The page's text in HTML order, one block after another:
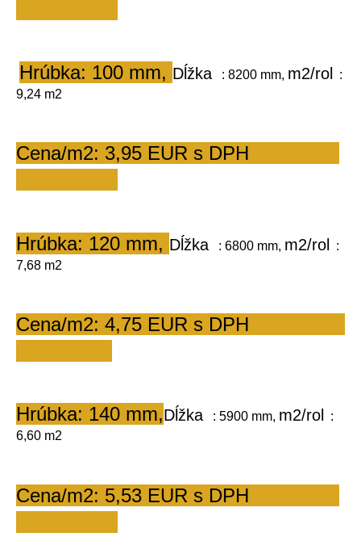
Hrúbka: 100 mm, Dĺžka : 8200 mm, m2/rol
:
9,24 m2
Cena/m2: 3,95 EUR s DPH
Hrúbka: 120 mm, Dĺžka : 6800 mm, m2/rol :
7,68 m2
Cena/m2: 4,75 EUR s DPH
Hrúbka: 140 mm,Dĺžka : 5900 mm, m2/rol
:
6,60 m2
Cena/m2: 5,53 EUR s DPH